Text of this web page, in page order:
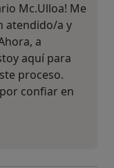
Mc.Ulloa! Me
atendido/a y
a
aquí para
proceso.
confiar en